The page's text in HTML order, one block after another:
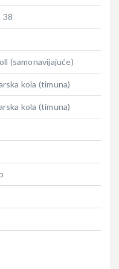
38
(samonavijajuće)
kola (timuna)
kola (timuna)